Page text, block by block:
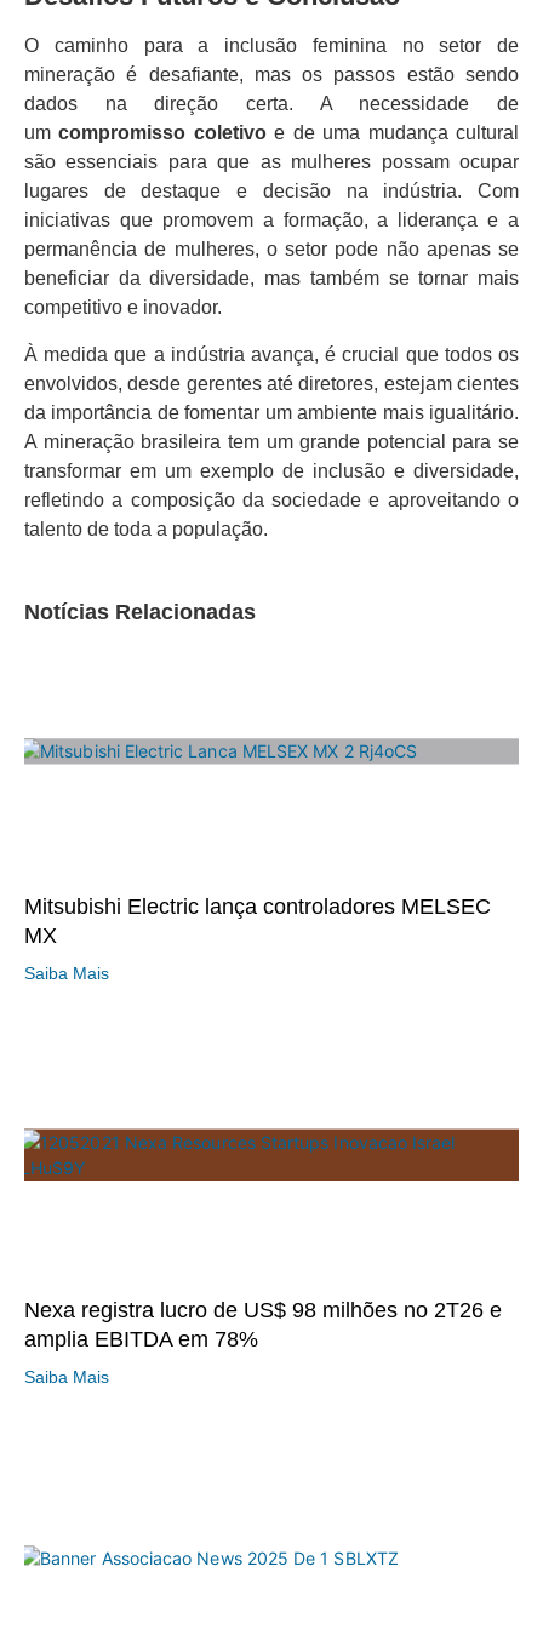
O caminho para a inclusão feminina no setor de
mineração é desafiante, mas os passos estão sendo
dados na direção certa. A necessidade de
umcompromisso coletivoe de uma mudança cultural
são essenciais para que as mulheres possam ocupar
lugares de destaque e decisão na indústria. Com
iniciativas que promovem a formação, a liderança e a
permanência de mulheres, o setor pode não apenas se
beneficiar da diversidade, mas também se tornar mais
competitivo e inovador.
À medida que a indústria avança, é crucial que todos os
envolvidos, desde gerentes até diretores, estejam cientes
da importância de fomentar um ambiente mais igualitário.
A mineração brasileira tem um grande potencial para se
transformar em um exemplo de inclusão e diversidade,
refletindo a composição da sociedade e aproveitando o
talento de toda a população.
Notícias Relacionadas
Mitsubishi Electric lança controladores MELSEC
MX
Saiba Mais
Nexa registra lucro de US$ 98 milhões no 2T26 e
amplia EBITDA em 78%
Saiba Mais